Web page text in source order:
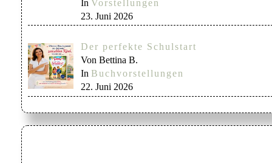
In Vorstellungen
23. Juni 2026
Der perfekte Schulstart
Von Bettina B.
In Buchvorstellungen
22. Juni 2026